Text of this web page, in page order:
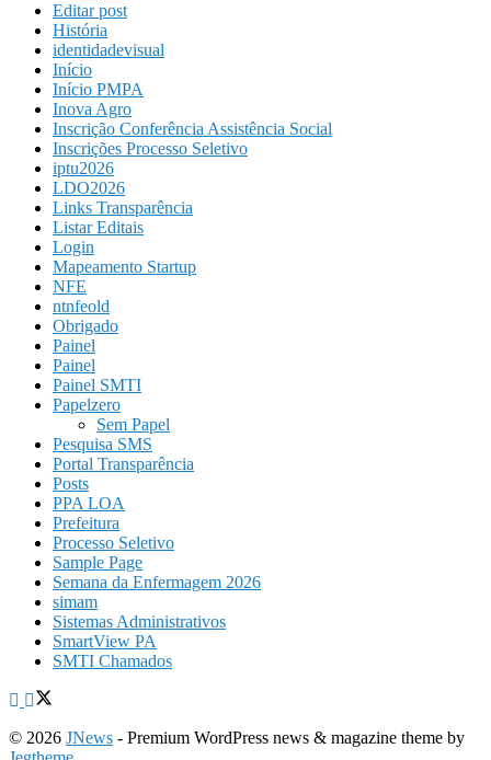
Editar post
História
identidadevisual
Início
Início PMPA
Inova Agro
Inscrição Conferência Assistência Social
Inscrições Processo Seletivo
iptu2026
LDO2026
Links Transparência
Listar Editais
Login
Mapeamento Startup
NFE
ntnfeold
Obrigado
Painel
Painel
Painel SMTI
Papelzero
Sem Papel
Pesquisa SMS
Portal Transparência
Posts
PPA LOA
Prefeitura
Processo Seletivo
Sample Page
Semana da Enfermagem 2026
simam
Sistemas Administrativos
SmartView PA
SMTI Chamados
© 2026 JNews - Premium WordPress news & magazine theme by